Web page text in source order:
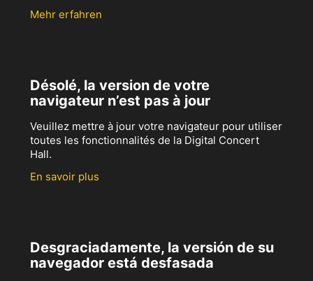
Mehr erfahren
Désolé, la version de votre
navigateur n’est pas à jour
Veuillez mettre à jour votre navigateur pour utiliser
toutes les fonctionnalités de la Digital Concert
Hall.
En savoir plus
Desgraciadamente, la versión de su
navegador está desfasada